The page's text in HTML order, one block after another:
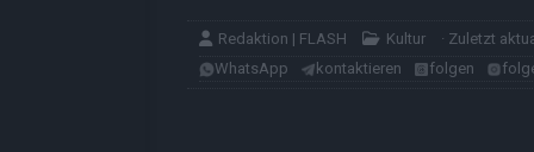
Redaktion | FLASH Kultur · Zuletzt
WhatsApp
kontaktieren folgen